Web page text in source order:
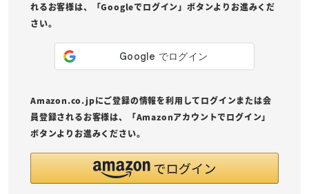
れるお客様は、「Googleでログイン」ボタンよりお進みくだ
さい。
Amazon.co.jpにご登録の情報を利用してログインまたは会
員登録されるお客様は、「Amazonアカウントでログイン」
ボタンよりお進みください。